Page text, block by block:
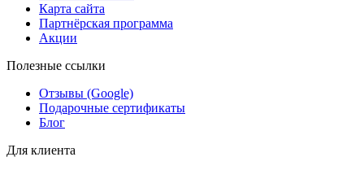
Карта сайта
Партнёрская программа
Акции
Полезные ссылки
Отзывы (Google)
Подарочные сертификаты
Блог
Для клиента